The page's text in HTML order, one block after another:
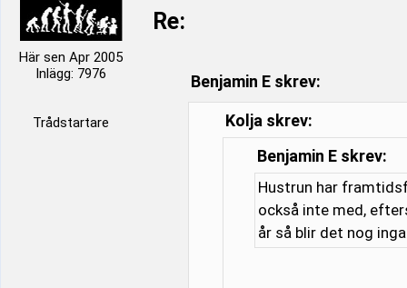
Här sen Apr 2005
Inlägg: 7976
Trådstartare
Re:
Benjamin E skrev:
Kolja skrev:
Benjamin E skrev:
Hustrun har
också inte med,
år så blir det nog